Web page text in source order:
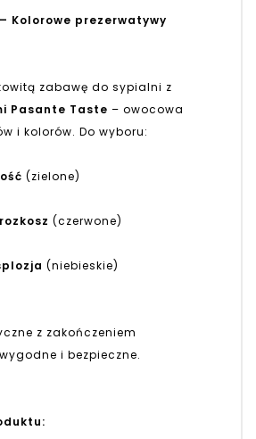
Kolorowe prezerwatywy
zabawę do sypialni z
Pasante Taste – owocowa
i kolorów. Do wyboru:
(zielone)
(czerwone)
(niebieskie)
z zakończeniem
i bezpieczne.